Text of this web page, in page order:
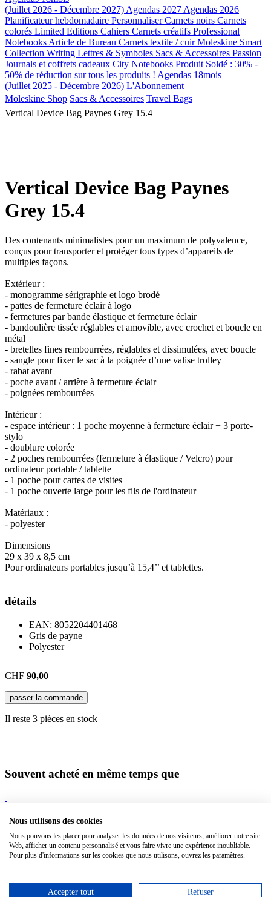
(Juillet 2026 - Décembre 2027) Agendas 2027 Agendas 2026
Planificateur hebdomadaire PersonnaliserCarnets noirs Carnets
colorés Limited Editions Cahiers Carnets créatifs Professional
Notebooks Article de Bureau Carnets textile / cuirMoleskine Smart
Collection Writing Lettres & Symboles Sacs & Accessoires Passion
Journals et coffrets cadeaux City Notebooks Produit Soldé : 30% -
50% de réduction sur tous les produits ! Agendas 18mois
(Juillet 2025 - Décembre 2026) L'Abonnement
Moleskine Shop Sacs & Accessoires Travel Bags
Vertical Device Bag Paynes Grey 15.4
Vertical Device Bag Paynes
Grey 15.4
Des contenants minimalistes pour un maximum de polyvalence,
conçus pour transporter et protéger tous types d’appareils de
multiples façons.
Extérieur :
- monogramme sérigraphie et logo brodé
- pattes de fermeture éclair à logo
- fermetures par bande élastique et fermeture éclair
- bandoulière tissée réglables et amovible, avec crochet et boucle en
métal
- bretelles fines rembourrées, réglables et dissimulées, avec boucle
- sangle pour fixer le sac à la poignée d’une valise trolley
- rabat avant
- poche avant / arrière à fermeture éclair
- poignées rembourrées
Intérieur :
- espace intérieur : 1 poche moyenne à fermeture éclair + 3 porte-
stylo
- doublure colorée
- 2 poches rembourrées (fermeture à élastique / Velcro) pour
ordinateur portable / tablette
- 1 poche pour cartes de visites
- 1 poche ouverte large pour les fils de l'ordinateur
Matériaux :
- polyester
Dimensions
29 x 39 x 8,5 cm
Pour ordinateurs portables jusqu’à 15,4’’ et tablettes.
détails
EAN: 8052204401468
Gris de payne
Polyester
CHF 90,00
passer la commande
Il reste 3 pièces en stock
Souvent acheté en même temps que
pages
Notebook Backpack 15'' Grey 33 x 46 x 10 cm |
Cahier XL Green Ruled Kartoneinband, 19 x 25 cm | 120 pages
Nous utilisons des cookies
Nous pouvons les placer pour analyser les données de nos visiteurs, améliorer notre site
Web, afficher un contenu personnalisé et vous faire vivre une expérience inoubliable.
Pour plus d'informations sur les cookies que nous utilisons, ouvrez les paramètres.
Accepter tout Refuser